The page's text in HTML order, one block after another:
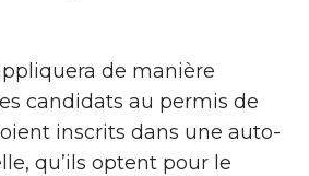
de manière
candidats au permis de
inscrits dans une auto-
qu’ils optent pour le